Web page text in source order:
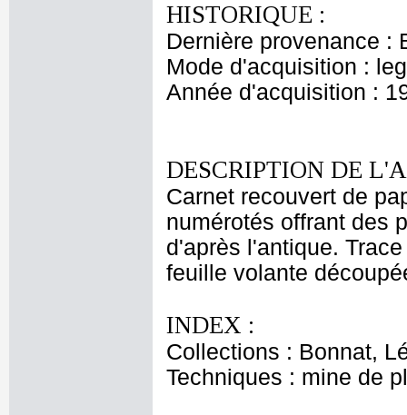
HISTORIQUE :
Dernière provenance :
Mode d'acquisition :
Année d'acquisition :
DESCRIPTION DE
Carnet recouvert de
numérotés offrant des
d'après l'antique.
feuille volante
INDEX :
Collections : Bonnat,
Techniques : mine de